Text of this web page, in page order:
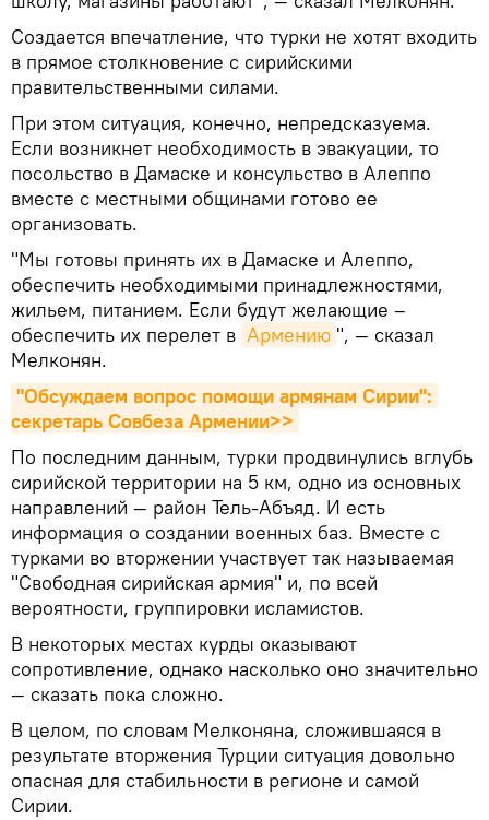
Создается впечатление, что турки не хотят входить
в прямое столкновение с сирийскими
правительственными силами.
При этом ситуация, конечно, непредсказуема.
Если возникнет необходимость в эвакуации, то
посольство в Дамаске и консульство в Алеппо
вместе с местными общинами готово ее
организовать.
"Мы готовы принять их в Дамаске и Алеппо,
обеспечить необходимыми принадлежностями,
жильем, питанием. Если будут желающие –
обеспечить их перелет в Армению ", — сказал
Мелконян.
"Обсуждаем вопрос помощи армянам Сирии":
секретарь Совбеза Армении>>
По последним данным, турки продвинулись вглубь
сирийской территории на 5 км, одно из основных
направлений — район Тель-Абъяд. И есть
информация о создании военных баз. Вместе с
турками во вторжении участвует так называемая
"Свободная сирийская армия" и, по всей
вероятности, группировки исламистов.
В некоторых местах курды оказывают
сопротивление, однако насколько оно значительно
— сказать пока сложно.
В целом, по словам Мелконяна, сложившаяся в
результате вторжения Турции ситуация довольно
опасная для стабильности в регионе и самой
Сирии.